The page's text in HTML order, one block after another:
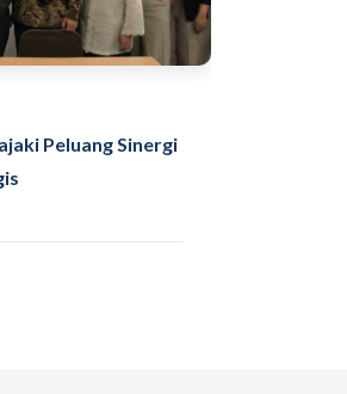
Peluang Sinergi